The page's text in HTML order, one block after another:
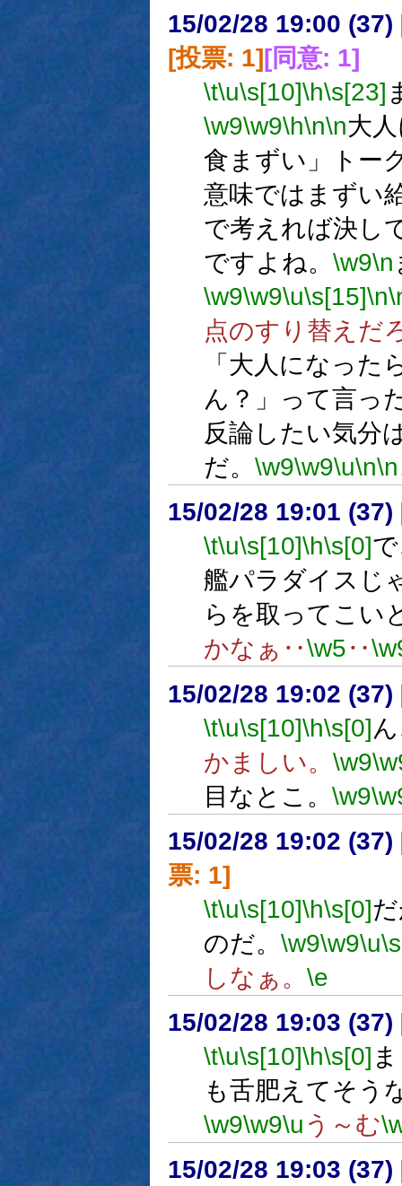
15/02/28 19:00 (37)
[投票: 1][同意: 1]
\t\u\s[10]\h\s[23]
\w9\w9\h\n\n大
食まずい」トー
意味ではまずい
で考えれば決し
ですよね。 \w9\n
\w9\w9\u\s[15]\n
点のすり替えだ
「大人になっ
ん？」って言っ
反論したい気分
だ。 \w9\w9\u\n\n
15/02/28 19:01 (37)
\t\u\s[10]\h\s[0]
艦パラダイスじ
らを取ってこい
かなぁ‥\w5‥
15/02/28 19:02 (37)
\t\u\s[10]\h\s[0]
かましい。 \w9
目なとこ。 \w9
15/02/28 19:02 (37)
票: 1]
\t\u\s[10]\h\s[0]
のだ。 \w9\w9\u
しなぁ。 \e
15/02/28 19:03 (37)
\t\u\s[10]\h\s[0]
も舌肥えてそう
\w9\w9\u う～む
15/02/28 19:03 (37)